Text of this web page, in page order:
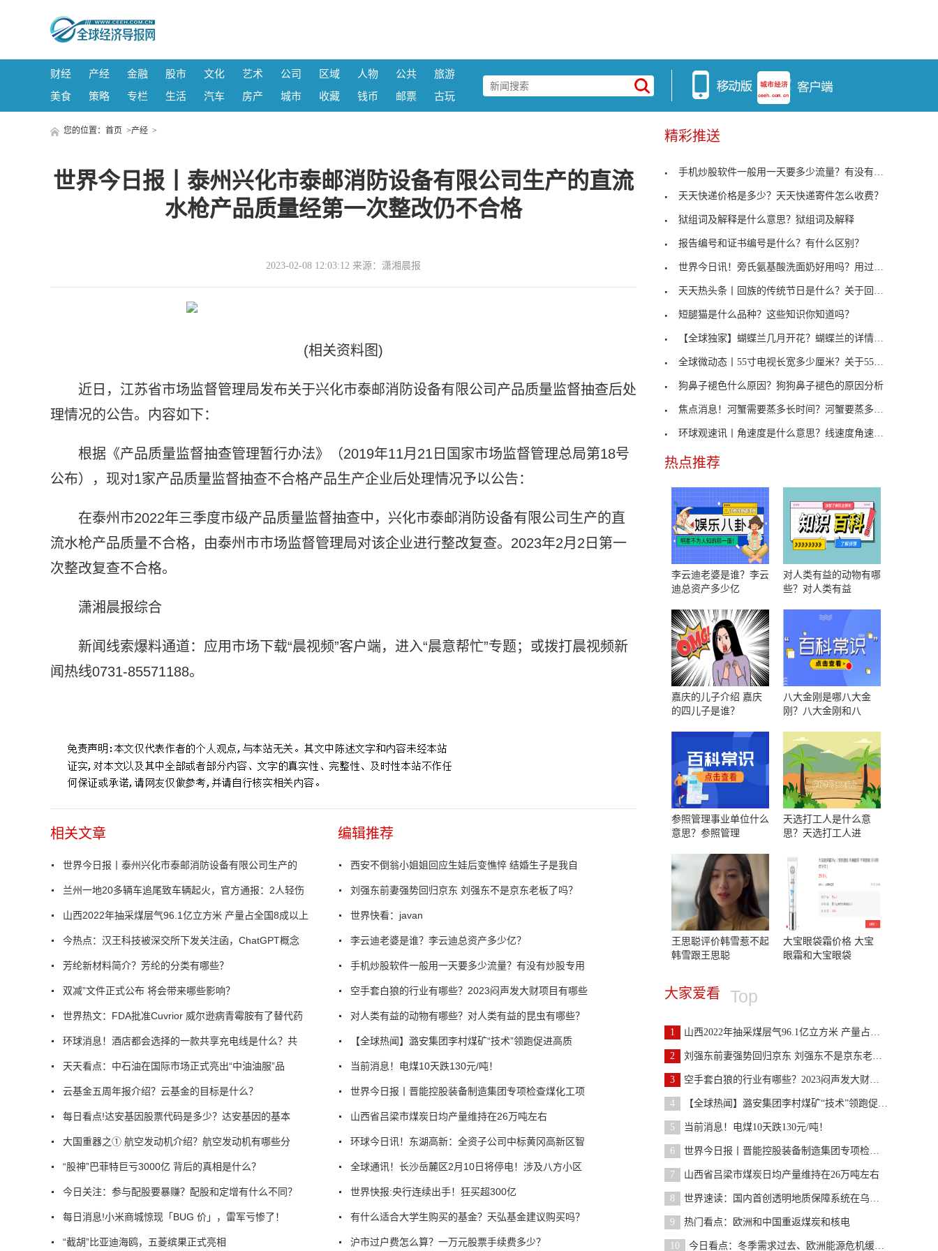
财经 产经 金融 股市 文化 艺术 公司 区域 人物 公共
旅游
美食
策略 专栏 生活 汽车 房产 城市 收藏 钱币 邮票 古玩
您的位置： 首页 >产经 >
世界今日报丨泰州兴化市泰邮消防设备有限公司生产的直流
水枪产品质量经第一次整改仍不合格
2023-02-08 12:03:12 来源：潇湘晨报
(相关资料图)
近日，江苏省市场监督管理局发布关于兴化市泰邮消防设备有限公司产品质量监督抽查后处
理情况的公告。内容如下：
根据《产品质量监督抽查管理暂行办法》（2019年11月21日国家市场监督管理总局第18号
公布），现对1家产品质量监督抽查不合格产品生产企业后处理情况予以公告：
在泰州市2022年三季度市级产品质量监督抽查中，兴化市泰邮消防设备有限公司生产的直
流水枪产品质量不合格，由泰州市市场监督管理局对该企业进行整改复查。2023年2月2日第一
次整改复查不合格。
潇湘晨报综合
新闻线索爆料通道：应用市场下载“晨视频”客户端，进入“晨意帮忙”专题；或拨打晨视频新
闻热线0731-85571188。
相关文章
世界今日报丨泰州兴化市泰邮消防设备有限公司生产的
兰州一地20多辆车追尾致车辆起火，官方通报：2人轻伤
山西2022年抽采煤层气96.1亿立方米 产量占全国8成以上
今热点：汉王科技被深交所下发关注函，ChatGPT概念
芳纶新材料简介？芳纶的分类有哪些？
双减”文件正式公布 将会带来哪些影响？
世界热文：FDA批准Cuvrior 威尔逊病青霉胺有了替代药
环球消息！酒店都会选择的一款共享充电线是什么？共
天天看点：中石油在国际市场正式亮出“中油油服”品
云基金五周年报介绍？云基金的目标是什么？
每日看点!达安基因股票代码是多少？达安基因的基本
大国重器之① 航空发动机介绍？航空发动机有哪些分
“股神”巴菲特巨亏3000亿 背后的真相是什么？
今日关注：参与配股要暴赚？配股和定增有什么不同？
每日消息!小米商城惊现「BUG 价」，雷军亏惨了！
“截胡”比亚迪海鸥，五菱缤果正式亮相
编辑推荐
西安不倒翁小姐姐回应生娃后变憔悴 结婚生子是我自
刘强东前妻强势回归京东 刘强东不是京东老板了吗？
世界快看：javan
李云迪老婆是谁？李云迪总资产多少亿？
手机炒股软件一般用一天要多少流量？有没有炒股专用
空手套白狼的行业有哪些？2023闷声发大财项目有哪些
对人类有益的动物有哪些？对人类有益的昆虫有哪些？
【全球热闻】潞安集团李村煤矿“技术”领跑促进高质
当前消息！电煤10天跌130元/吨！
世界今日报丨晋能控股装备制造集团专项检查煤化工项
山西省吕梁市煤炭日均产量维持在26万吨左右
环球今日讯！东湖高新：全资子公司中标黄冈高新区智
全球通讯！长沙岳麓区2月10日将停电！涉及八方小区
世界快报:央行连续出手！狂买超300亿
有什么适合大学生购买的基金？天弘基金建议购买吗？
沪市过户费怎么算？一万元股票手续费多少？
精彩推送
手机炒股软件一般用一天要多少流量？有没有炒股专用
天天快递价格是多少？天天快递寄件怎么收费？
狱组词及解释是什么意思？狱组词及解释
报告编号和证书编号是什么？有什么区别？
世界今日讯！旁氏氨基酸洗面奶好用吗？用过一次必须
天天热头条丨回族的传统节日是什么？关于回族的传统
短腿猫是什么品种？这些知识你知道吗？
【全球独家】蝴蝶兰几月开花？蝴蝶兰的详情介绍
全球微动态丨55寸电视长宽多少厘米？关于55寸电视长
狗鼻子褪色什么原因？狗狗鼻子褪色的原因分析
焦点消息！河蟹需要蒸多长时间？河蟹要蒸多久？
环球观速讯丨角速度是什么意思？线速度角速度是什么
热点推荐
李云迪老婆是谁？李云
迪总资产多少亿
对人类有益的动物有哪
些？对人类有益
嘉庆的儿子介绍 嘉庆
的四儿子是谁？
八大金刚是哪八大金
刚？八大金刚和八
参照管理事业单位什么
意思？参照管理
天选打工人是什么意
思？天选打工人进
王思聪评价韩雪惹不起
韩雪跟王思聪
大宝眼袋霜价格 大宝
眼霜和大宝眼袋
大家爱看 Top
1 山西2022年抽采煤层气96.1亿立方米 产量占全国8成以上
2 刘强东前妻强势回归京东 刘强东不是京东老板了吗？
3 空手套白狼的行业有哪些？2023闷声发大财项目有哪些
4 【全球热闻】潞安集团李村煤矿“技术”领跑促进高质
5 当前消息！电煤10天跌130元/吨！
6 世界今日报丨晋能控股装备制造集团专项检查煤化工项
7 山西省吕梁市煤炭日均产量维持在26万吨左右
8 世界速读：国内首创透明地质保障系统在乌海能源公司
9 热门看点：欧洲和中国重返煤炭和核电
10 今日看点：冬季需求过去、欧洲能源危机缓解，亚洲动